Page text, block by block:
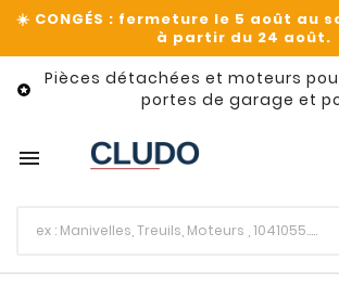

Pièces détachées et moteurs
portes de garage et
